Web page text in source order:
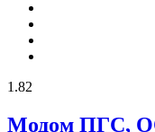
1.82
Модом ПГС,